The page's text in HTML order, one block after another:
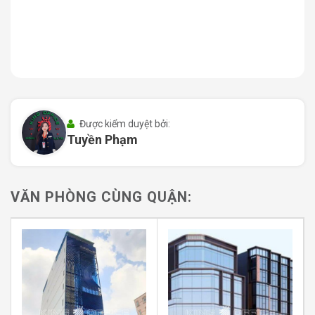
Plaza Office
1. Quy mô tổng thể
Republic Plaza được khởi công xây dựng từ tháng
9/2015 bởi Công ty Cổ phần Thương mại Thùy Dương
thuê lên đến 9.000m², tạo thành một tập hợp các đơn vị
văn phòng với diện tích linh hoạt, từ 200m² đến
1.000m². Các không gian có thể được gộp lại theo yêu
cầu của doanh nghiệp, tạo điều kiện thuận lợi cho mọi
mô hình kinh doanh, từ các doanh nghiệp vừa và nhỏ cho
Được kiểm duyệt bởi:
Tuyền Phạm
VĂN PHÒNG CÙNG QUẬN: